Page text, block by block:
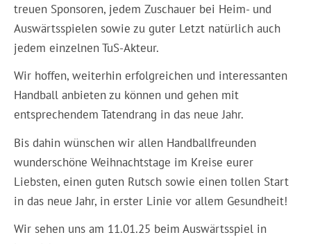
treuen Sponsoren, jedem Zuschauer bei Heim- und
Auswärtsspielen sowie zu guter Letzt natürlich auch
jedem einzelnen TuS-Akteur.
Wir hoffen, weiterhin erfolgreichen und interessanten
Handball anbieten zu können und gehen mit
entsprechendem Tatendrang in das neue Jahr.
Bis dahin wünschen wir allen Handballfreunden
wunderschöne Weihnachtstage im Kreise eurer
Liebsten, einen guten Rutsch sowie einen tollen Start
in das neue Jahr, in erster Linie vor allem Gesundheit!
Wir sehen uns am 11.01.25 beim Auswärtsspiel in